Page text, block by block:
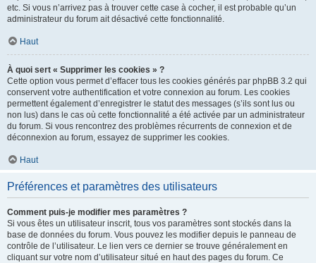
etc. Si vous n’arrivez pas à trouver cette case à cocher, il est probable qu’un
administrateur du forum ait désactivé cette fonctionnalité.
Haut
À quoi sert « Supprimer les cookies » ?
Cette option vous permet d’effacer tous les cookies générés par phpBB 3.2 qui
conservent votre authentification et votre connexion au forum. Les cookies
permettent également d’enregistrer le statut des messages (s’ils sont lus ou
non lus) dans le cas où cette fonctionnalité a été activée par un administrateur
du forum. Si vous rencontrez des problèmes récurrents de connexion et de
déconnexion au forum, essayez de supprimer les cookies.
Haut
Préférences et paramètres des utilisateurs
Comment puis-je modifier mes paramètres ?
Si vous êtes un utilisateur inscrit, tous vos paramètres sont stockés dans la
base de données du forum. Vous pouvez les modifier depuis le panneau de
contrôle de l’utilisateur. Le lien vers ce dernier se trouve généralement en
cliquant sur votre nom d’utilisateur situé en haut des pages du forum. Ce